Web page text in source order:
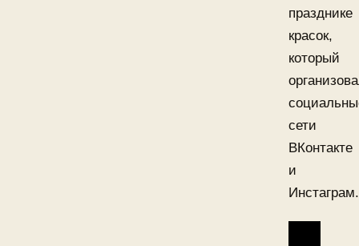
празднике
красок,
который
сети
ВКонтакте
и
Инстаграм.